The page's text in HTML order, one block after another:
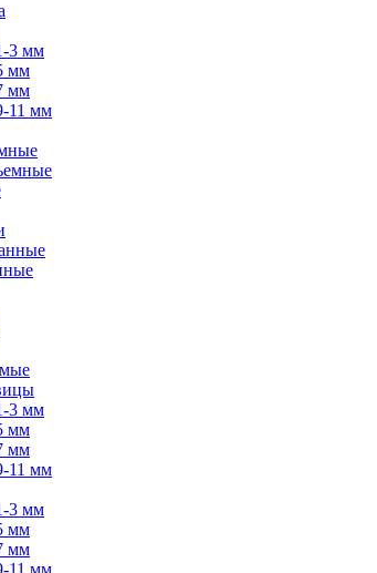
3 мм
мм
мм
11 мм
3 мм
мм
мм
11 мм
3 мм
мм
мм
11 мм